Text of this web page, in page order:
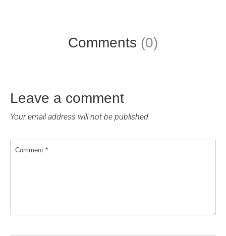
Comments (0)
Leave a comment
Your email address will not be published.
Comment *